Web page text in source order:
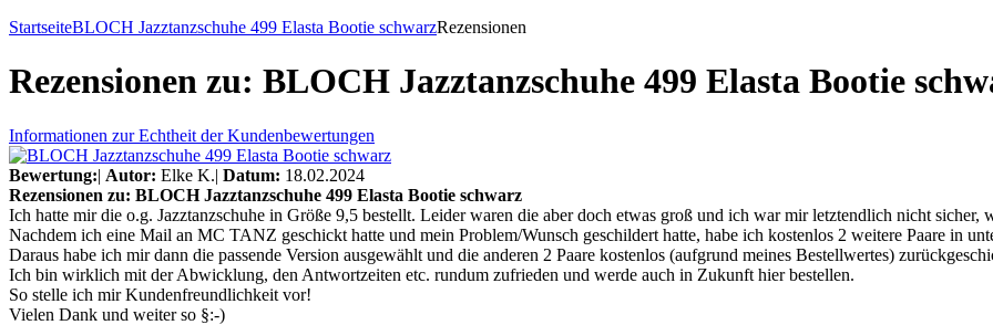
StartseiteBLOCH Jazztanzschuhe 499 Elasta Bootie schwarzRezensionen
Rezensionen zu: BLOCH Jazztanzschuhe 499 Elasta Bootie
Informationen zur Echtheit der Kundenbewertungen
Bewertung:| Autor: Elke K.| Datum: 18.02.2024
Rezensionen zu: BLOCH Jazztanzschuhe 499 Elasta Bootie schwarz
Ich hatte mir die o.g. Jazztanzschuhe in Größe 9,5 bestellt. Leider waren die aber doch etwas groß und ich war mir letztendlich nicht sicher,
Nachdem ich eine Mail an MC TANZ geschickt hatte und mein Problem/Wunsch geschildert hatte, habe ich kostenlos 2 weitere Paare in
Daraus habe ich mir dann die passende Version ausgewählt und die anderen 2 Paare kostenlos (aufgrund meines Bestellwertes)
Ich bin wirklich mit der Abwicklung, den Antwortzeiten etc. rundum zufrieden und werde auch in Zukunft hier bestellen.
So stelle ich mir Kundenfreundlichkeit vor!
Vielen Dank und weiter so §:-)